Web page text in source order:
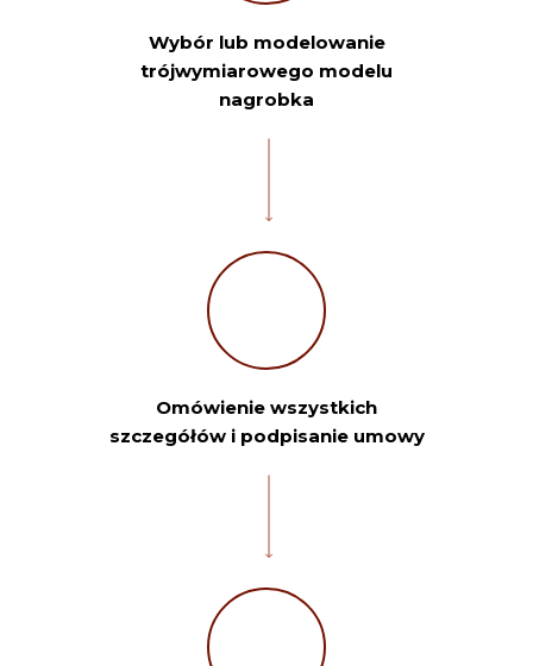
Wybór lub modelowanie
trójwymiarowego modelu
nagrobka
Omówienie wszystkich
szczegółów i podpisanie umowy